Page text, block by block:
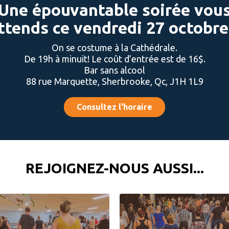
épouvantable soirée
ce vendredi 27
On se costume à la Cathédrale.
De 19h à minuit! Le coût d’entrée est de 16$.
Bar sans alcool
88 rue Marquette, Sherbrooke, Qc, J1H 1L9
Consultez l'horaire
REJOIGNEZ-NOUS AUSSI...